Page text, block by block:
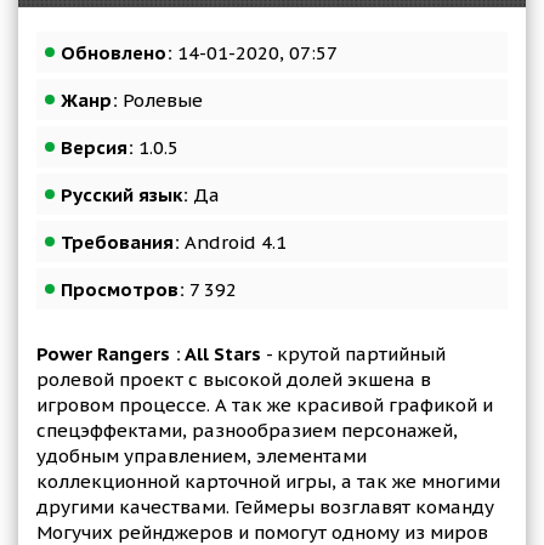
Обновлено: 14-01-2020, 07:57
Жанр: Ролевые
Версия: 1.0.5
Русский язык: Да
Требования: Android 4.1
Просмотров: 7 392
Power Rangers : All Stars - крутой партийный
ролевой проект с высокой долей экшена в
игровом процессе. А так же красивой графикой и
спецэффектами, разнообразием персонажей,
удобным управлением, элементами
коллекционной карточной игры, а так же многими
другими качествами. Геймеры возглавят команду
Могучих рейнджеров и помогут одному из миров